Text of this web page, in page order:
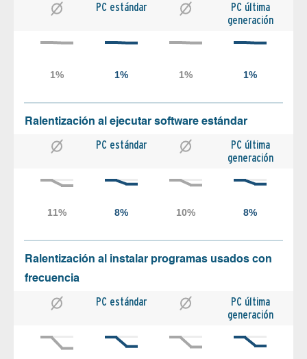
PC estándar
PC última
generación
Ralentización al ejecutar software estándar
PC estándar
PC última
generación
Ralentización al instalar programas usados con
frecuencia
PC estándar
PC última
generación